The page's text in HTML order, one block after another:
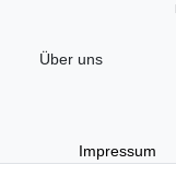
Über uns
Impressum